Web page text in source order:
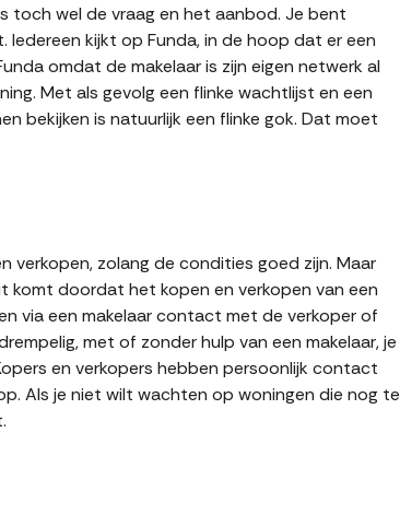
toch wel de vraag en het aanbod. Je bent
kijkt op Funda, in de hoop dat er een
omdat de makelaar is zijn eigen netwerk al
Met als gevolg een flinke wachtlijst en een
bekijken is natuurlijk een flinke gok. Dat moet
verkopen, zolang de condities goed zijn. Maar
komt doordat het kopen en verkopen van een
via een makelaar contact met de verkoper of
met of zonder hulp van een makelaar, je
en verkopers hebben persoonlijk contact
Als je niet wilt wachten op woningen die nog te